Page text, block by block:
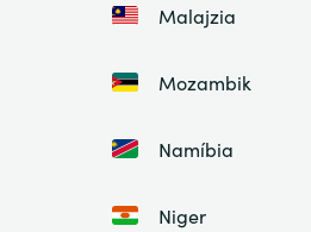
Malajzia
Mozambik
Namíbia
Niger